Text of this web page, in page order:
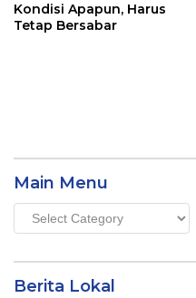
Kondisi Apapun, Harus
Tetap Bersabar
Main Menu
Main
Menu
Berita Lokal